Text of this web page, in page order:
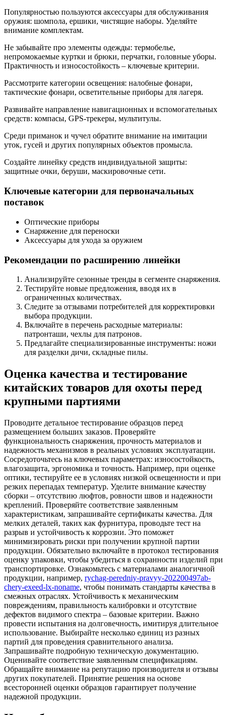
Популярностью пользуются аксессуары для обслуживания
оружия: шомпола, ершики, чистящие наборы. Уделяйте
внимание комплектам.
Не забывайте про элементы одежды: термобелье,
непромокаемые куртки и брюки, перчатки, головные уборы.
Практичность и износостойкость – ключевые критерии.
Рассмотрите категории освещения: налобные фонари,
тактические фонари, осветительные приборы для лагеря.
Развивайте направление навигационных и вспомогательных
средств: компасы, GPS-трекеры, мультитулы.
Среди приманок и чучел обратите внимание на имитации
уток, гусей и других популярных объектов промысла.
Создайте линейку средств индивидуальной защиты:
защитные очки, беруши, маскировочные сети.
Ключевые категории для первоначальных
поставок
Оптические приборы
Снаряжение для переноски
Аксессуары для ухода за оружием
Рекомендации по расширению линейки
Анализируйте сезонные тренды в сегменте снаряжения.
Тестируйте новые предложения, вводя их в
ограниченных количествах.
Следите за отзывами потребителей для корректировки
выбора продукции.
Включайте в перечень расходные материалы:
патронташи, чехлы для патронов.
Предлагайте специализированные инструменты: ножи
для разделки дичи, складные пилы.
Оценка качества и тестирование
китайских товаров для охоты перед
крупными партиями
Проводите детальное тестирование образцов перед
размещением больших заказов. Проверяйте
функциональность снаряжения, прочность материалов и
надежность механизмов в реальных условиях эксплуатации.
Сосредоточьтесь на ключевых параметрах: износостойкость,
влагозащита, эргономика и точность. Например, при оценке
оптики, тестируйте ее в условиях низкой освещенности и при
резких перепадах температур. Уделите внимание качеству
сборки – отсутствию люфтов, ровности швов и надежности
креплений. Проверяйте соответствие заявленным
характеристикам, запрашивайте сертификаты качества. Для
мелких деталей, таких как фурнитура, проводьте тест на
разрыв и устойчивость к коррозии. Это поможет
минимизировать риски при получении крупной партии
продукции. Обязательно включайте в протокол тестирования
оценку упаковки, чтобы убедиться в сохранности изделий при
транспортировке. Ознакомьтесь с материалами аналогичной
продукции, например, rychag-peredniy-pravyy-202200497ab-
chery-exeed-lx-noname, чтобы понимать стандарты качества в
смежных отраслях. Устойчивость к механическим
повреждениям, правильность калибровки и отсутствие
дефектов видимого спектра – базовые критерии. Важно
провести испытания на долговечность, имитируя длительное
использование. Выбирайте несколько единиц из разных
партий для проведения сравнительного анализа.
Запрашивайте подробную техническую документацию.
Оценивайте соответствие заявленным спецификациям.
Обращайте внимание на репутацию производителя и отзывы
других покупателей. Принятие решения на основе
всесторонней оценки образцов гарантирует получение
надежной продукции.